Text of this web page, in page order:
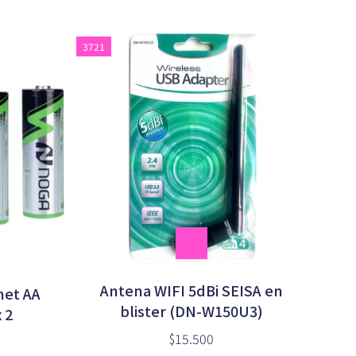
AA
2
3721
Antena WIFI 5dBi SEISA en
blister (DN-W150U3)
$15.500